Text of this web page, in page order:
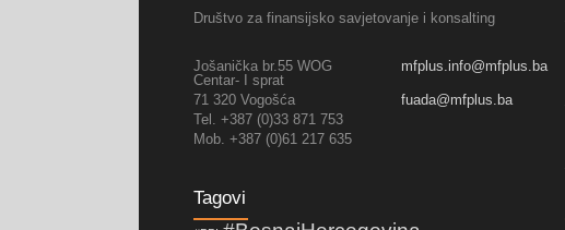
Društvo za finansijsko savjetovanje i konsalting
Jošanička br.55 WOG
Centar- I sprat
mfplus.info@mfplus.ba
71 320 Vogošća
fuada@mfplus.ba
Tel. +387 (0)33 871 753
Mob. +387 (0)61 217 635
Tagovi